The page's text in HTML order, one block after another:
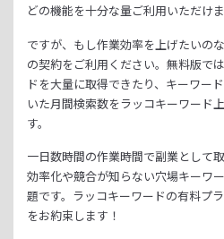
どの機能を十分な量ご利用いただけま
ですが、もし作業効率を上げたいの
の契約をご利用ください。 無料版で
ドを大量に取得できたり、 キーワー
いた月間検索数をラッコキーワード
す。
一日数時間の作業時間で副業として
効率化や競合が知らない穴場キーワ
題です。 ラッコキーワードの有料プ
をお約束します！